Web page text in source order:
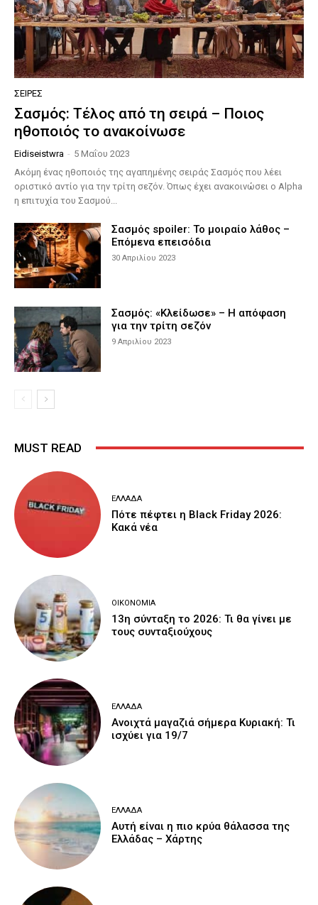
ΣΕΙΡΈΣ
Σασμός: Τέλος από τη σειρά – Ποιος
ηθοποιός το ανακοίνωσε
Eidiseistwra - 5 Μαΐου 2023
Ακόμη ένας ηθοποιός της αγαπημένης σειράς Σασμός που λέει
οριστικό αντίο για την τρίτη σεζόν. Όπως έχει ανακοινώσει ο Alpha
η επιτυχία του Σασμού...
Σασμός spoiler: Το μοιραίο λάθος –
Επόμενα επεισόδια
30 Απριλίου 2023
Σασμός: «Κλείδωσε» – Η απόφαση
για την τρίτη σεζόν
9 Απριλίου 2023
MUST READ
ΕΛΛΆΔΑ
Πότε πέφτει η Black Friday 2026:
Κακά νέα
ΟΙΚΟΝΟΜΊΑ
13η σύνταξη το 2026: Τι θα γίνει με
τους συνταξιούχους
ΕΛΛΆΔΑ
Ανοιχτά μαγαζιά σήμερα Κυριακή: Τι
ισχύει για 19/7
ΕΛΛΆΔΑ
Αυτή είναι η πιο κρύα θάλασσα της
Ελλάδας – Χάρτης